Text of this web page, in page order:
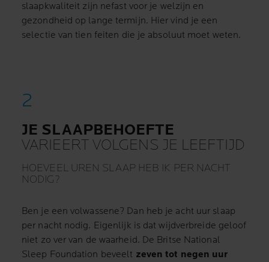
slaapkwaliteit zijn nefast voor je welzijn en
gezondheid op lange termijn. Hier vind je een
selectie van tien feiten die je absoluut moet weten.
JE SLAAPBEHOEFTE
VARIEERT VOLGENS JE LEEFTIJD
HOEVEEL UREN SLAAP HEB IK PER NACHT
NODIG?
Ben je een volwassene? Dan heb je acht uur slaap
per nacht nodig. Eigenlijk is dat wijdverbreide geloof
niet zo ver van de waarheid. De Britse National
Sleep Foundation beveelt zeven tot negen uur